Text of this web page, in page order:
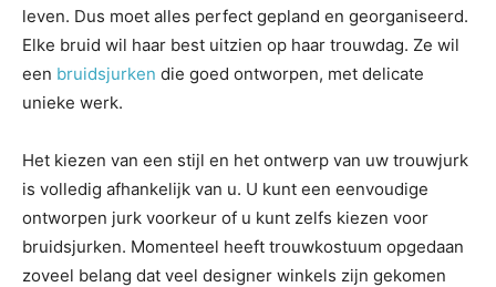
leven. Dus moet alles perfect gepland en georganiseerd.
Elke bruid wil haar best uitzien op haar trouwdag. Ze wil
een bruidsjurken die goed ontworpen, met delicate
unieke werk.
Het kiezen van een stijl en het ontwerp van uw trouwjurk
is volledig afhankelijk van u. U kunt een eenvoudige
ontworpen jurk voorkeur of u kunt zelfs kiezen voor
bruidsjurken. Momenteel heeft trouwkostuum opgedaan
zoveel belang dat veel designer winkels zijn gekomen